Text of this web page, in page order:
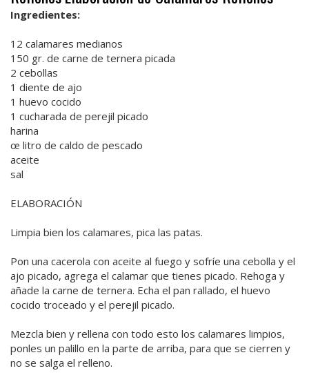
Ingredientes:
12 calamares medianos
150 gr. de carne de ternera picada
2 cebollas
1 diente de ajo
1 huevo cocido
1 cucharada de perejil picado
harina
œ litro de caldo de pescado
aceite
sal
ELABORACIÓN
Limpia bien los calamares, pica las patas.
Pon una cacerola con aceite al fuego y sofríe una cebolla y el
ajo picado, agrega el calamar que tienes picado. Rehoga y
añade la carne de ternera. Echa el pan rallado, el huevo
cocido troceado y el perejil picado.
Mezcla bien y rellena con todo esto los calamares limpios,
ponles un palillo en la parte de arriba, para que se cierren y
no se salga el relleno.